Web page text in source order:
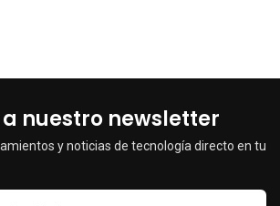
nuestro newsletter
y noticias de tecnología directo en tu